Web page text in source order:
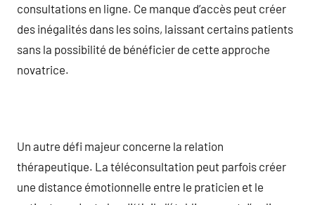
consultations en ligne. Ce manque d’accès peut créer
des inégalités dans les soins, laissant certains patients
sans la possibilité de bénéficier de cette approche
novatrice.
Un autre défi majeur concerne la relation
thérapeutique. La téléconsultation peut parfois créer
une distance émotionnelle entre le praticien et le